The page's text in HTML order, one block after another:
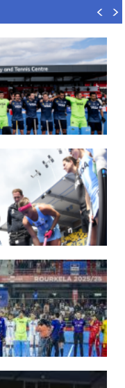
REY
Bajos y Bélgica.
F...
Países Bajos y Bélgica.
DE P...